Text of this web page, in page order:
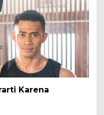
Karena